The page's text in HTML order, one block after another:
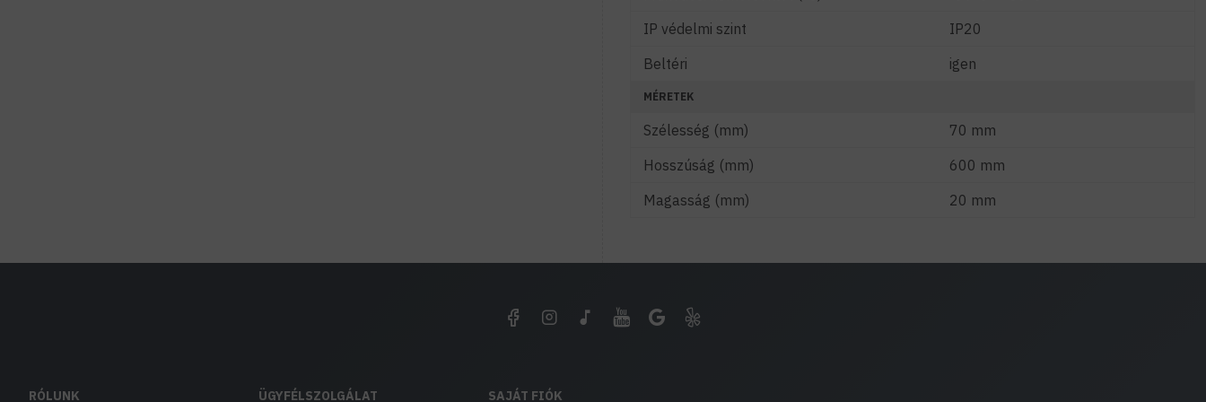
IP védelmi szint
IP20
Beltéri
igen
MÉRETEK
Szélesség (mm)
70 mm
Hosszúság (mm)
600 mm
Magasság (mm)
20 mm
RÓLUNK ÜGYFÉLSZOLGÁLAT SAJÁT FIÓK